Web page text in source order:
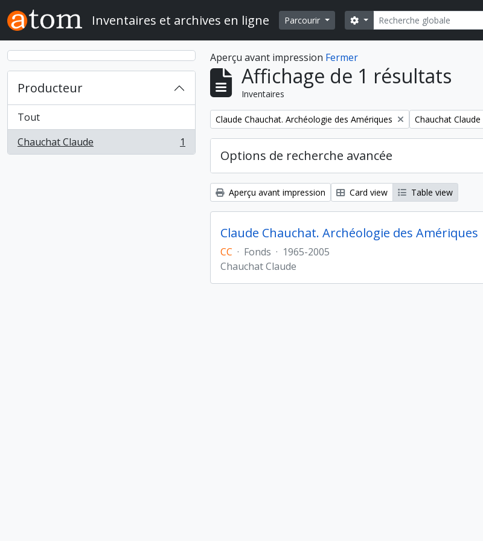
Skip to main content
Inventaires et archives en ligne Parcourir Rechercher
Search options
Producteur
Tout
Chauchat Claude
, 1 résultats 1
Aperçu avant impression Fermer
Affichage de 1 résultats
Inventaires
Remove filter:
Claude Chauchat. Archéologie des Amériques Remove filter:
Chauchat Claude
Options de recherche avancée
Aperçu avant impression Card view Table view
Claude Chauchat. Archéologie des Amériques
CC · Fonds · 1965-2005
Chauchat Claude